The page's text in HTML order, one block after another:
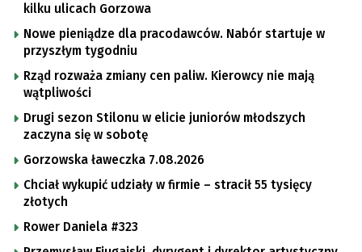
kilku ulicach Gorzowa
Nowe pieniądze dla pracodawców. Nabór startuje w
przyszłym tygodniu
Rząd rozważa zmiany cen paliw. Kierowcy nie mają
wątpliwości
Drugi sezon Stilonu w elicie juniorów młodszych
zaczyna się w sobotę
Gorzowska ławeczka 7.08.2026
Chciał wykupić udziały w firmie – stracił 55 tysięcy
złotych
Rower Daniela #323